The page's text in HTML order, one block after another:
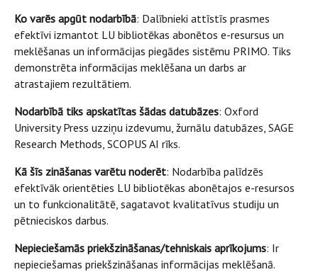
Ko varēs apgūt nodarbībā: Dalībnieki attīstīs prasmes
efektīvi izmantot LU bibliotēkas abonētos e-resursus un
meklēšanas un informācijas piegādes sistēmu PRIMO. Tiks
demonstrēta informācijas meklēšana un darbs ar
atrastajiem rezultātiem.
Nodarbībā tiks apskatītas šādas datubāzes: Oxford
University Press uzziņu izdevumu, žurnālu datubāzes, SAGE
Research Methods, SCOPUS AI rīks.
Kā šīs zināšanas varētu noderēt: Nodarbība palīdzēs
efektīvāk orientēties LU bibliotēkas abonētajos e-resursos
un to funkcionalitātē, sagatavot kvalitatīvus studiju un
pētnieciskos darbus.
Nepieciešamās priekšzināšanas/tehniskais aprīkojums: Ir
nepieciešamas priekšzināšanas informācijas meklēšanā.